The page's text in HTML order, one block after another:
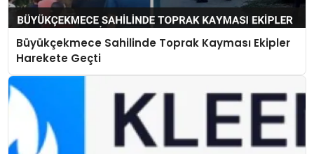
Büyükçekmece Sahilinde Toprak Kayması Ekipler
Harekete Geçti